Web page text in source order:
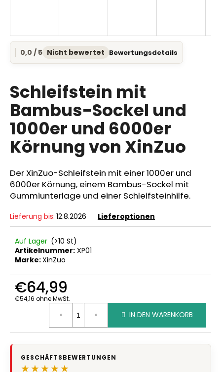
Die
durchschnittliche
ist
0,0
von
5
Sternen.
0,0 / 5 Nicht bewertet Bewertungsdetails
Schleifstein mit
Bambus-Sockel und
1000er und 6000er
Körnung von XinZuo
Der XinZuo-Schleifstein mit einer 1000er und
6000er Körnung, einem Bambus-Sockel mit
Gummiunterlage und einer Schleifsteinhilfe.
Lieferung bis: 12.8.2026 Lieferoptionen
Auf Lager (>10 St)
Artikelnummer: XP01
Marke:XinZuo
€64,99
€54,16 ohne MwSt.
Verkaufspreis:
IN DEN WARENKORB
GESCHÄFTSBEWERTUNGEN
★★★★★
SUCHEN
i
r
e
m
p
e
h
l
e
n